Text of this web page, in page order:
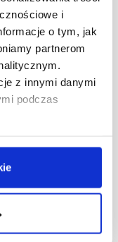
i
o tym, jak
partnerom
z innymi danymi
podczas
e-learningiem